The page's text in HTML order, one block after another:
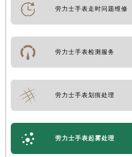
劳力士手表走时问题维修
劳力士手表检测服务
劳力士手表划痕处理
劳力士手表起雾处理